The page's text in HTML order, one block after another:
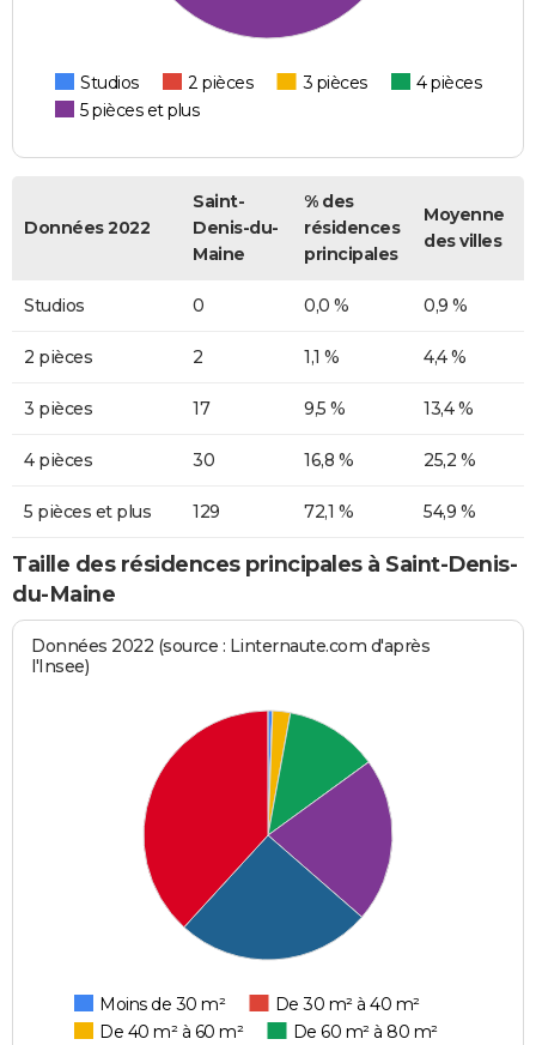
Studios 2 pièces 3 pièces
4 pièces
5 pièces et plus
Données 2022
Saint-
Denis-du-
Maine
% des
résidences
principales
Moyenne
des villes
Studios 0 0,0 % 0,9 %
2 pièces 2 1,1 % 4,4 %
3 pièces 17 9,5 % 13,4 %
4 pièces 30 16,8 % 25,2 %
5 pièces et plus 129 72,1 % 54,9 %
Taille des résidences principales à Saint-Denis-
du-Maine
Données 2022 (source : Linternaute.com d'après
l'Insee)
Moins de 30 m²
De 30 m² à 40 m²
De 40 m² à 60 m²
De 60 m² à 80 m²